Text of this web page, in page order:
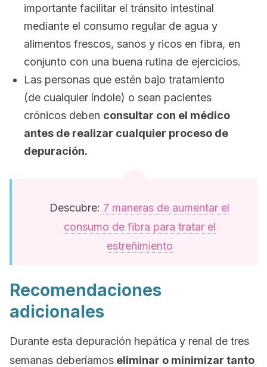
importante facilitar el tránsito intestinal
mediante el consumo regular de agua y
alimentos frescos, sanos y ricos en fibra, en
conjunto con una buena rutina de ejercicios.
Las personas que estén bajo tratamiento
(de cualquier índole) o sean pacientes
crónicos deben consultar con el médico
antes de realizar cualquier proceso de
depuración.
Descubre: 7 maneras de aumentar el
consumo de fibra para tratar el
estreñimiento
Recomendaciones
adicionales
Durante esta depuración hepática y renal de tres
semanas deberíamos eliminar o minimizar tanto